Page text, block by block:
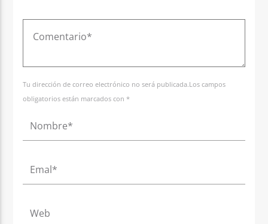
Tu dirección de correo electrónico no será publicada.Los campos
obligatorios están marcados con *